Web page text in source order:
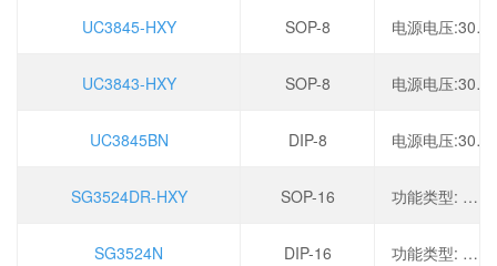
UC3845-HXY SOP-8 电源电压:30V,开关频率:500kHz,
UC3843-HXY SOP-8 电源电压:30V,开关频率:500kHz,
UC3845BN DIP-8 电源电压:30V,开关频率:500kHz,输出电流:1A,耗散功率:1W,
SG3524DR-HXY SOP-16 功能类型: 升降压型,工作电压: 8V~40V,开关频率: 300kHz,最大占空比: 49%,
SG3524N DIP-16 功能类型: 升降压型,工作电压: 8V~40V,开关频率: 300kHz,最大占空比: 49%,